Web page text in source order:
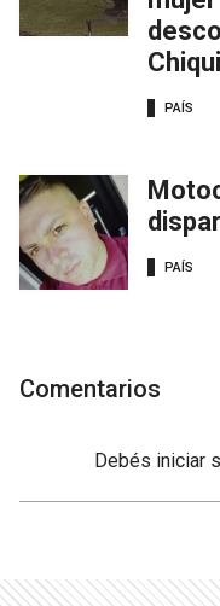
PAÍS
PAÍS
Comentarios
Debés iniciar